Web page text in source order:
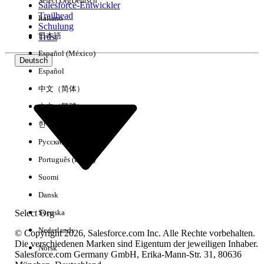
Erfahrung
Keine Ergebnisse
Salesforce-Entwickler
Trailhead
Schulung
Trust
Deutsch
Select Org
Italiano
日本語
Español (México)
Español
中文（简体）
中文（繁體）
한국어
Русский
Português (Brasil)
Suomi
Dansk
Svenska
Nederlands
Norsk
© Copyright 2026, Salesforce.com Inc. Alle Rechte vorbehalten.
Die verschiedenen Marken sind Eigentum der jeweiligen Inhaber.
Salesforce.com Germany GmbH, Erika-Mann-Str. 31, 80636